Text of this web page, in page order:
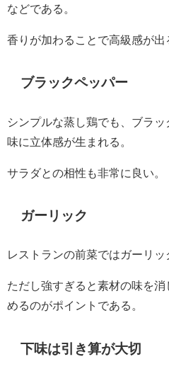
などである。
香りが加わることで高級感が出
ブラックペッパー
シンプルな蒸し鶏でも、ブラ
味に立体感が生まれる。
サラダとの相性も非常に良い。
ガーリック
レストランの前菜ではガーリッ
ただし強すぎると素材の味を
めるのがポイントである。
下味は引き算が大切